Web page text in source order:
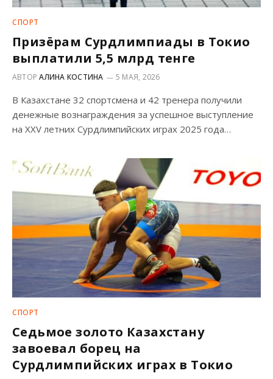
СПОРТ
Призёрам Сурдлимпиады в Токио
выплатили 5,5 млрд тенге
АВТОРАЛИНА КОСТИНА 5 МАЯ, 2026
В Казахстане 32 спортсмена и 42 тренера получили
денежные вознаграждения за успешное выступление
на XXV летних Сурдлимпийских играх 2025 года…
СПОРТ
Седьмое золото Казахстану
завоевал борец на
Сурдлимпийских играх в Токио